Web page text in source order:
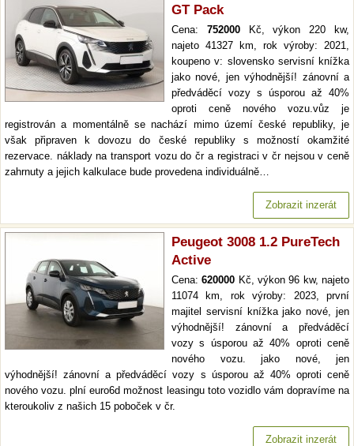
GT Pack
Cena: 752000Kč, výkon 220 kw,
najeto 41327 km, rok výroby: 2021,
koupeno v: slovensko servisní knížka
jako nové, jen výhodnější! zánovní a
předváděcí vozy s úsporou až 40%
oproti ceně nového vozu.vůz je
registrován a momentálně se nachází mimo území české republiky, je
však připraven k dovozu do české republiky s možností okamžité
rezervace. náklady na transport vozu do čr a registraci v čr nejsou v ceně
zahrnuty a jejich kalkulace bude provedena individuálně…
Zobrazit inzerát
Peugeot 3008 1.2 PureTech
Active
Cena:620000 Kč, výkon 96 kw, najeto
11074 km, rok výroby: 2023, první
majitel servisní knížka jako nové, jen
výhodnější! zánovní a předváděcí
vozy s úsporou až 40% oproti ceně
nového vozu. jako nové, jen
výhodnější! zánovní a předváděcí vozy s úsporou až 40% oproti ceně
nového vozu. plní euro6d možnost leasingu toto vozidlo vám dopravíme na
kteroukoliv z našich 15 poboček v čr.
Zobrazit inzerát